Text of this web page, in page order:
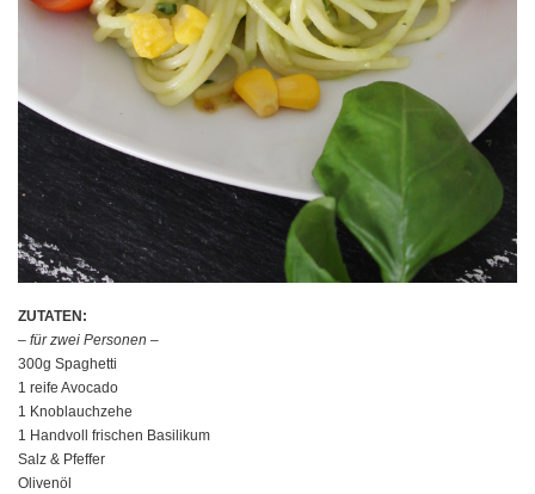
ZUTATEN:
– für zwei Personen –
300g Spaghetti
1 reife Avocado
1 Knoblauchzehe
1 Handvoll frischen Basilikum
Salz & Pfeffer
Olivenöl